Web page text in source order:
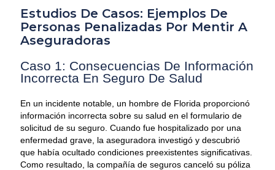
Estudios De Casos: Ejemplos De
Personas Penalizadas Por Mentir A
Aseguradoras
Caso 1: Consecuencias De Información
Incorrecta En Seguro De Salud
En un incidente notable, un hombre de Florida proporcionó
información incorrecta sobre su salud en el formulario de
solicitud de su seguro. Cuando fue hospitalizado por una
enfermedad grave, la aseguradora investigó y descubrió
que había ocultado condiciones preexistentes significativas.
Como resultado, la compañía de seguros canceló su póliza